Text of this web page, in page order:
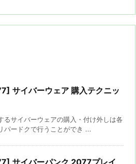
サイバーウェア 購入テクニッ
るサイバーウェアの購入・付け外しは各
パードクで行うことができ ...
サイバーパンク 2077プレイ